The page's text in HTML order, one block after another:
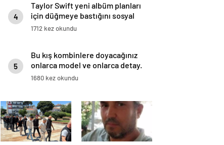
4
Taylor Swift yeni albüm planları
için düğmeye bastığını sosyal
medyadan duyurdu!
1712 kez okundu
5
Bu kış kombinlere doyacağınız
onlarca model ve onlarca detay.
1680 kez okundu